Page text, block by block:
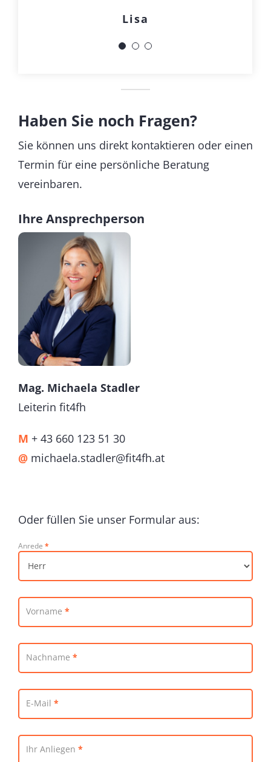
Lisa
Haben Sie noch Fragen?
Sie können uns direkt kontaktieren oder einen
Termin für eine persönliche Beratung
vereinbaren.
Ihre Ansprechperson
Mag. Michaela Stadler
Leiterin fit4fh
M + 43 660 123 51 30
@ michaela.stadler@fit4fh.at
Oder füllen Sie unser Formular aus:
Kontaktformular
Anrede *
Vorname *
Nachname *
E-Mail *
Ihr Anliegen *